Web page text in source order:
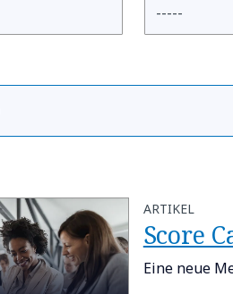
ARTIKEL
Score
Eine neue